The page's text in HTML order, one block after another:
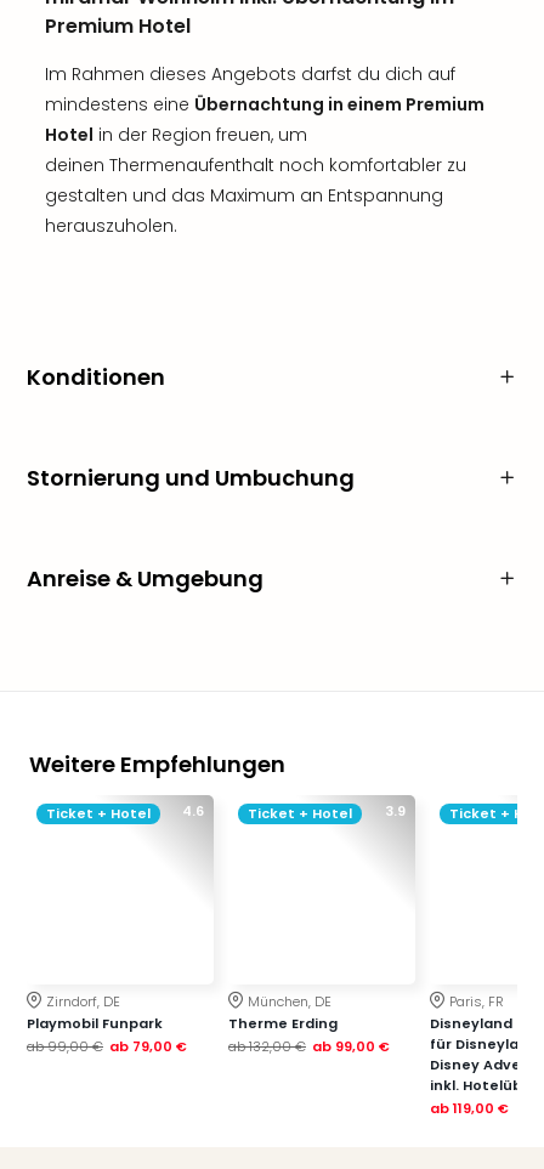
Premium Hotel
Im Rahmen dieses Angebots darfst du dich auf
mindestens eine Übernachtung in einem Premium
Hotel in der Region freuen, um
deinen Thermenaufenthalt noch komfortabler zu
gestalten und das Maximum an Entspannung
herauszuholen.
Konditionen
Stornierung und Umbuchung
Anreise & Umgebung
Weitere Empfehlungen
4.6
Ticket + Hotel
Zirndorf, DE
Playmobil Funpark
ab99,00 € ab 79,00 €
3.9
Ticket + Hotel
München, DE
Therme Erding
ab132,00 € ab 99,00 €
Ticket +
Paris, FR
Disneyland
für
Disney
inkl.
ab119,00 €